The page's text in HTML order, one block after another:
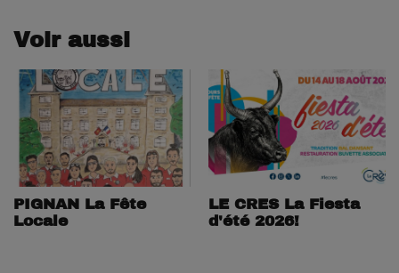
Voir aussi
PIGNAN La Fête
Locale
LE CRES La Fiesta
d'été 2026!